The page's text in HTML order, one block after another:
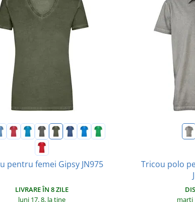
pentru femei Gipsy JN975
LIVRARE ÎN 8 ZILE
luni 17. 8. la tine
Tricou polo
marți